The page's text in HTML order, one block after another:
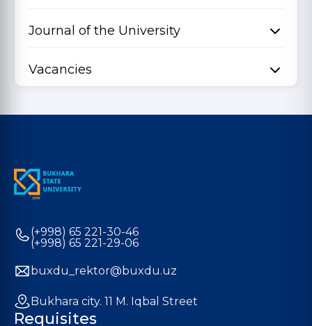
Journal of the University
Vacancies
(+998) 65 221-30-46
(+998) 65 221-29-06
buxdu_rektor@buxdu.uz
Bukhara city. 11 M. Iqbal Street
Requisites